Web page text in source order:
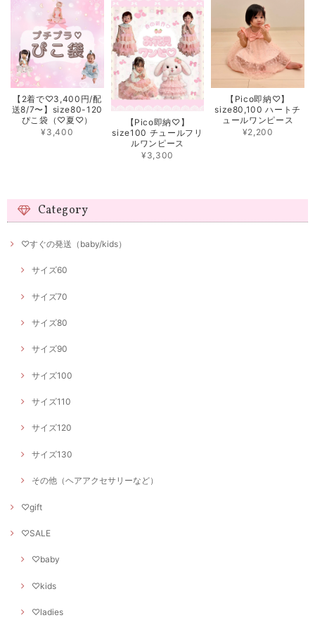
【2着で♡3,400円/配
送8/7〜】size80-120
ぴこ袋（♡夏♡）
¥3,400
【Pico即納♡】
size100 チュールフリ
ルワンピース
¥3,300
【Pico即納♡】
size80,100 ハートチ
ュールワンピース
¥2,200
Category
♡すぐの発送（baby/kids）
サイズ60
サイズ70
サイズ80
サイズ90
サイズ100
サイズ110
サイズ120
サイズ130
その他（ヘアアクセサリーなど）
♡gift
♡SALE
♡baby
♡kids
♡ladies